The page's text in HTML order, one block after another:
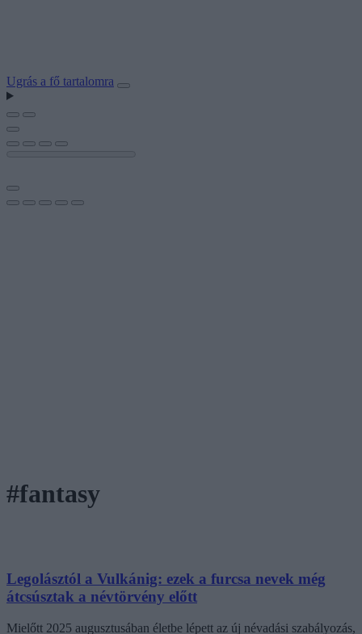
Ugrás a fő tartalomra
#fantasy
Legolásztól a Vulkánig: ezek a furcsa nevek még
átcsúsztak a névtörvény előtt
Mielőtt 2025 augusztusában életbe lépett az új névadási szabályozás,